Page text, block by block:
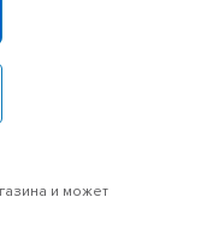
и может